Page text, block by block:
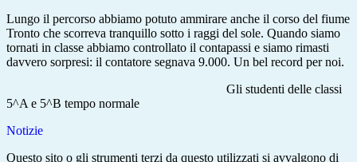
Lungo il percorso abbiamo potuto ammirare anche il corso del fiume
Tronto che scorreva tranquillo sotto i raggi del sole. Quando siamo
tornati in classe abbiamo controllato il contapassi e siamo rimasti
davvero sorpresi: il contatore segnava 9.000. Un bel record per noi.
Gli studenti delle classi
5^A e 5^B tempo normale
Notizie
Questo sito o gli strumenti terzi da questo utilizzati si avvalgono di